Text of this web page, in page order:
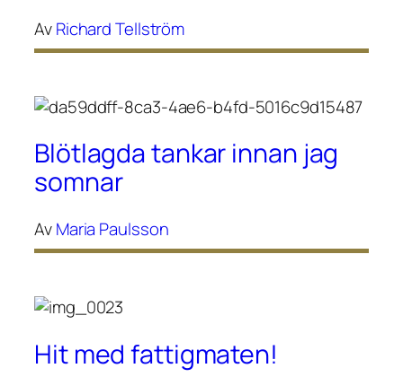
AvRichard Tellström
Blötlagda tankar innan jag
somnar
AvMaria Paulsson
Hit med fattigmaten!